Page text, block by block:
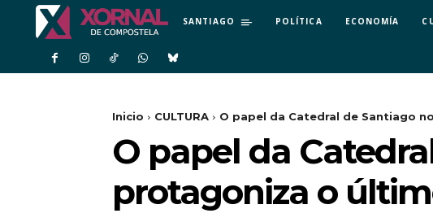
SANTIAGO POLÍTICA ECONOMÍA
Inicio CULTURA O papel da Catedral de Santiago
O papel da
protagoniza o